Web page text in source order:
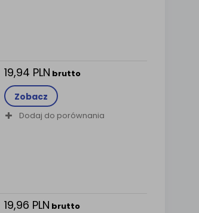
19,94 PLN brutto
Zobacz
Dodaj do porównania
19,96 PLN brutto